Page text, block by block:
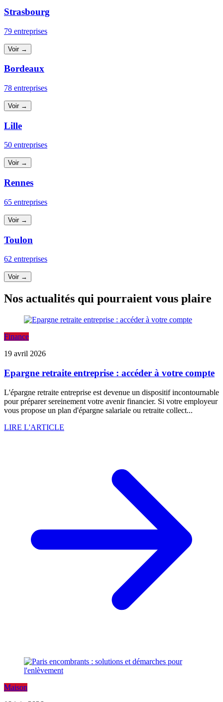
Strasbourg
79 entreprises
Voir →
Bordeaux
78 entreprises
Voir →
Lille
50 entreprises
Voir →
Rennes
65 entreprises
Voir →
Toulon
62 entreprises
Voir →
Nos actualités qui pourraient vous plaire
Finance
19 avril 2026
Epargne retraite entreprise : accéder à votre compte
L'épargne retraite entreprise est devenue un dispositif incontournable
pour préparer sereinement votre avenir financier. Si votre employeur
vous propose un plan d'épargne salariale ou retraite collect...
LIRE L'ARTICLE
Maison